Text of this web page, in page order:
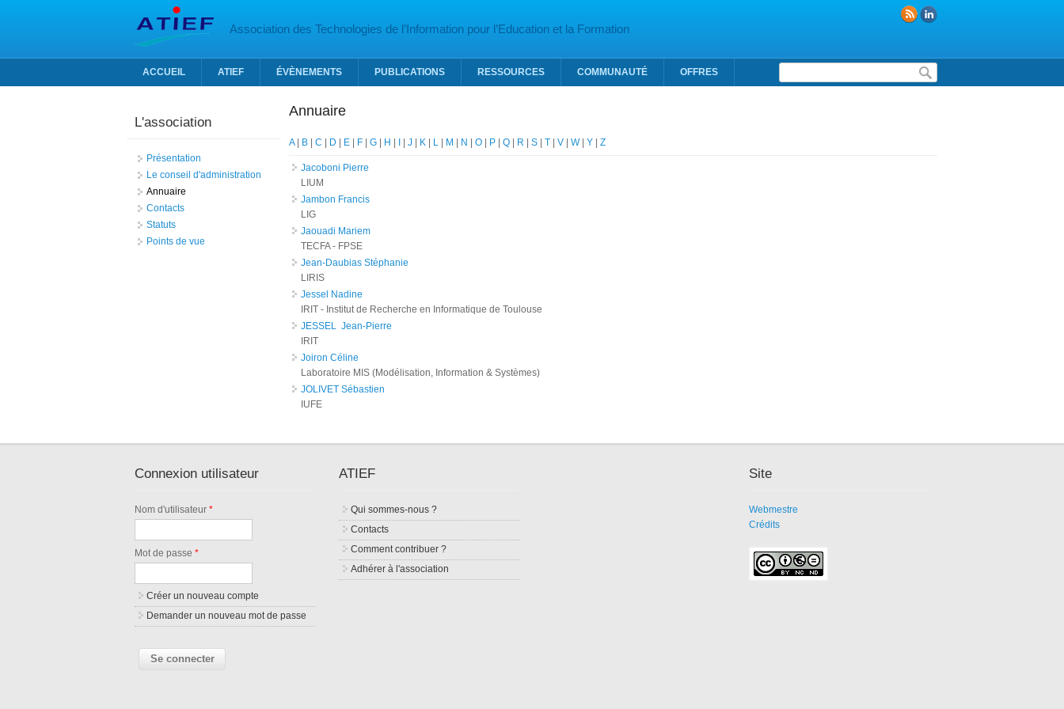
Association des Technologies de l’Information pour l’Education et la Formation
Formulaire de recherche
ACCUEIL ATIEF ÉVÈNEMENTS PUBLICATIONS RESSOURCES COMMUNAUTÉ OFFRES
Annuaire
A B C D E F G H J K L M N O P Q R S T V W Y Z
Jacoboni Pierre
LIUM
Jambon Francis
LIG
Jaouadi Mariem
TECFA - FPSE
Jean-Daubias Stéphanie
LIRIS
Jessel Nadine
IRIT - Institut de Recherche en Informatique de Toulouse
JESSEL Jean-Pierre
IRIT
Joiron Céline
Laboratoire MIS (Modélisation, Information & Systèmes)
JOLIVET Sébastien
IUFE
L'association
Présentation
Le conseil d'administration
Annuaire
Contacts
Statuts
Points de vue
Connexion utilisateur
Nom d'utilisateur*
Mot de passe*
Créer un nouveau compte
Demander un nouveau mot de passe
ATIEF
Qui sommes-nous ?
Contacts
Comment contribuer ?
Adhérer à l'association
Site
Webmestre
Crédits